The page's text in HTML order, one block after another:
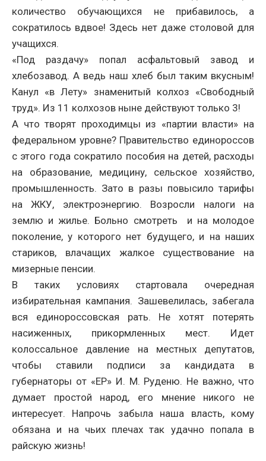
количество обучающихся не прибавилось, а
сократилось вдвое! Здесь нет даже столовой для
учащихся.
«Под раздачу» попал асфальтовый завод и
хлебозавод. А ведь наш хлеб был таким вкусным!
Канул «в Лету» знаменитый колхоз «Свободный
труд». Из 11 колхозов ныне действуют только 3!
А что творят проходимцы из «партии власти» на
федеральном уровне? Правительство единороссов
с этого года сократило пособия на детей, расходы
на образование, медицину, сельское хозяйство,
промышленность. Зато в разы повысило тарифы
на ЖКУ, электроэнергию. Возросли налоги на
землю и жилье. Больно смотреть и на молодое
поколение, у которого нет будущего, и на наших
стариков, влачащих жалкое существование на
мизерные пенсии.
В таких условиях стартовала очередная
избирательная кампания. Зашевелилась, забегала
вся единороссовская рать. Не хотят потерять
насиженных, прикормленных мест. Идет
колоссальное давление на местных депутатов,
чтобы ставили подписи за кандидата в
губернаторы от «ЕР» И. М. Руденю. Не важно, что
думает простой народ, его мнение никого не
интересует. Напрочь забыла наша власть, кому
обязана и на чьих плечах так удачно попала в
райскую жизнь!